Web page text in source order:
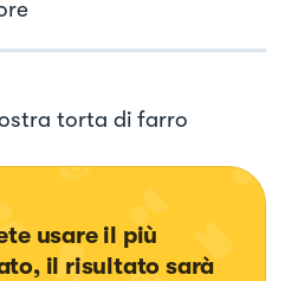
torta di farro
usare il più
il risultato sarà